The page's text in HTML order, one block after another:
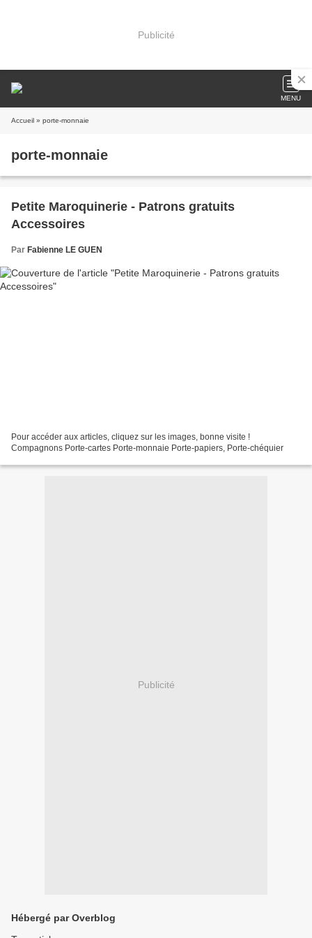
Publicité
MENU
Accueil » porte-monnaie
porte-monnaie
Petite Maroquinerie - Patrons gratuits
Accessoires
Par Fabienne LE GUEN
Pour accéder aux articles, cliquez sur les images, bonne visite !
Compagnons Porte-cartes Porte-monnaie Porte-papiers, Porte-chéquier
Publicité
Hébergé par Overblog